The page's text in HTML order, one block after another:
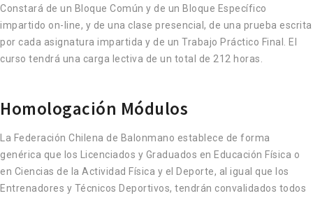
Constará de un Bloque Común y de un Bloque Específico
impartido on-line, y de una clase presencial, de una prueba escrita
por cada asignatura impartida y de un Trabajo Práctico Final. El
curso tendrá una carga lectiva de un total de 212 horas.
Homologación Módulos
La Federación Chilena de Balonmano establece de forma
genérica que los Licenciados y Graduados en Educación Física o
en Ciencias de la Actividad Física y el Deporte, al igual que los
Entrenadores y Técnicos Deportivos, tendrán convalidados todos